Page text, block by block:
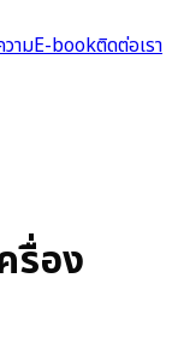
ามE-bookติดต่อเรา
รื่อง